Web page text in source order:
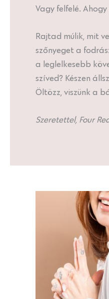
Vagy felfelé.
Rajtad múlik, mit
szőnyeget a
a leglelkesebb
szíved? Készen
Öltözz, viszünk a
Szeretettel, Four